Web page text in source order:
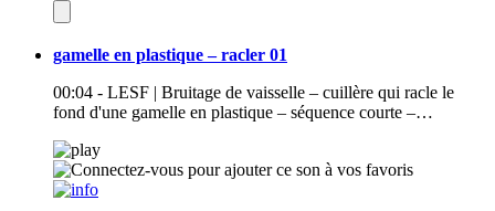
gamelle en plastique – racler 01
00:04 - LESF | Bruitage de vaisselle – cuillère qui racle le
fond d'une gamelle en plastique – séquence courte –…